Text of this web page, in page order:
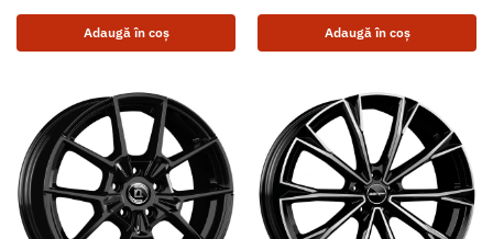
Adaugă în coș Adaugă în coș